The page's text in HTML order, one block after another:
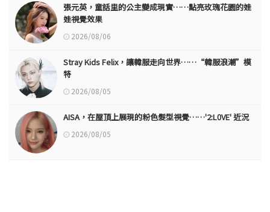
張元英，童話里的公主變成現實……點亮玫瑰花園的娃
娃視覺效果
2026/08/06
Stray Kids Felix，讓韓服走向世界……“韓服浪潮”模
特
2026/08/05
AISA，在屋頂上展現的粉色髮型視覺……'2:L0VE' 近況
2026/08/05